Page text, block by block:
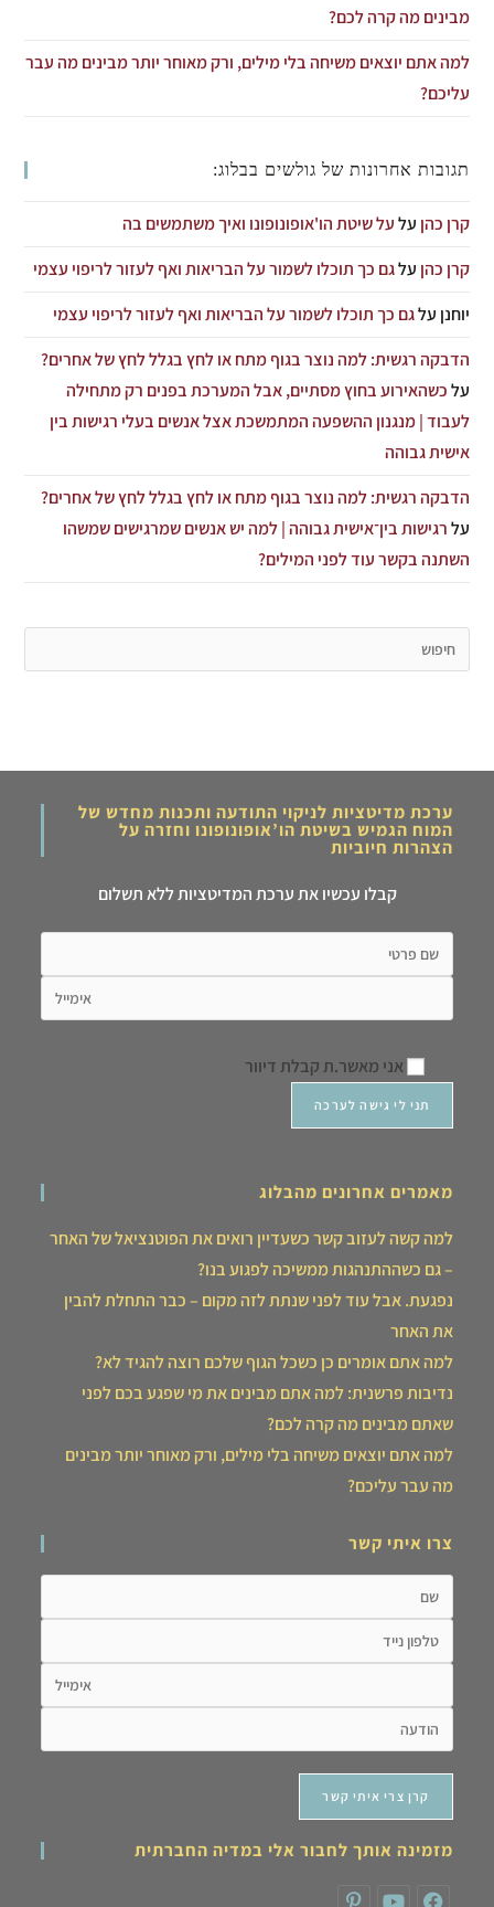
מבינים מה קרה לכם?
למה אתם יוצאים משיחה בלי מילים, ורק מאוחר יותר מבינים מה עבר
עליכם?
תגובות אחרונות של גולשים בבלוג:
קרן כהן עלעל שיטת הו'אופונופונו ואיך משתמשים בה
קרן כהן עלגם כך תוכלו לשמור על הבריאות ואף לעזור לריפוי עצמי
יוחנן עלגם כך תוכלו לשמור על הבריאות ואף לעזור לריפוי עצמי
הדבקה רגשית: למה נוצר בגוף מתח או לחץ בגלל לחץ של אחרים?
עלכשהאירוע בחוץ מסתיים, אבל המערכת בפנים רק מתחילה
לעבוד | מנגנון ההשפעה המתמשכת אצל אנשים בעלי רגישות בין
אישית גבוהה
הדבקה רגשית: למה נוצר בגוף מתח או לחץ בגלל לחץ של אחרים?
עלרגישות בין־אישית גבוהה | למה יש אנשים שמרגישים שמשהו
השתנה בקשר עוד לפני המילים?
ערכת מדיטציות לניקוי התודעה ותכנות מחדש של
המוח הגמיש בשיטת הו’אופונופונו וחזרה על
הצהרות חיוביות
קבלו עכשיו את ערכת המדיטציות ללא תשלום
אני מאשר.ת קבלת דיוור
מאמרים אחרונים מהבלוג
למה קשה לעזוב קשר כשעדיין רואים את הפוטנציאל של האחר
– גם כשההתנהגות ממשיכה לפגוע בנו?
נפגעת. אבל עוד לפני שנתת לזה מקום – כבר התחלת להבין
את האחר
למה אתם אומרים כן כשכל הגוף שלכם רוצה להגיד לא?
נדיבות פרשנית: למה אתם מבינים את מי שפגע בכם לפני
שאתם מבינים מה קרה לכם?
למה אתם יוצאים משיחה בלי מילים, ורק מאוחר יותר מבינים
מה עבר עליכם?
צרו איתי קשר
מזמינה אותך לחבור אלי במדיה החברתית